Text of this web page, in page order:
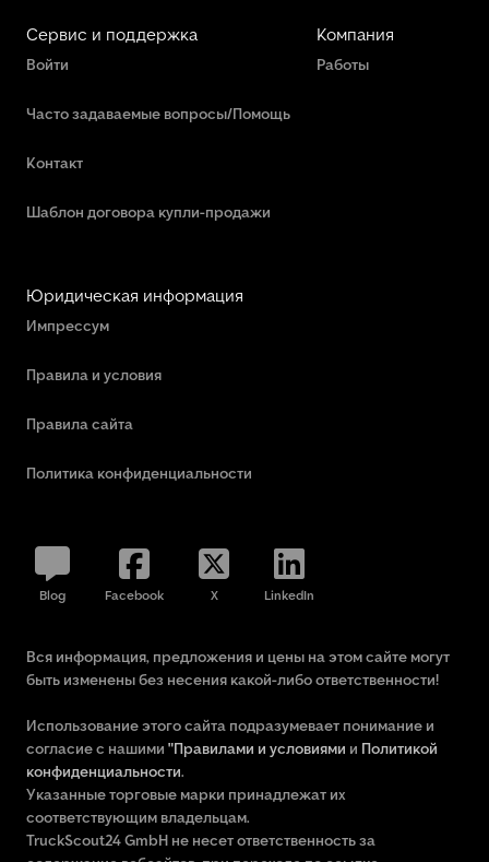
Сервис и поддержка
Войти
Часто задаваемые вопросы/Помощь
Контакт
Шаблон договора купли-продажи
Компания
Работы
Юридическая информация
Импрессум
Правила и условия
Правила сайта
Политика конфиденциальности
Blog Facebook X LinkedIn
Вся информация, предложения и цены на этом сайте могут
быть изменены без несения какой-либо ответственности!
Использование этого сайта подразумевает понимание и
согласие с нашими "Правилами и условиями и Политикой
конфиденциальности.
Указанные торговые марки принадлежат их
соответствующим владельцам.
TruckScout24 GmbH не несет ответственность за